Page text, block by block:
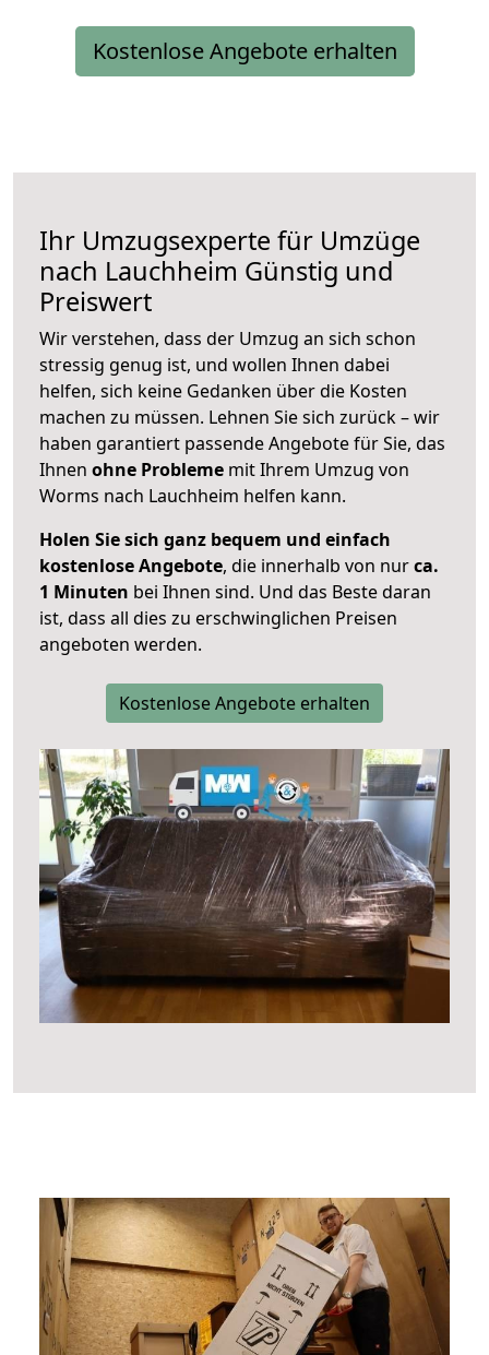
Kostenlose Angebote erhalten
Ihr Umzugsexperte für Umzüge
nach Lauchheim Günstig und
Preiswert
Wir verstehen, dass der Umzug an sich schon
stressig genug ist, und wollen Ihnen dabei
helfen, sich keine Gedanken über die Kosten
machen zu müssen. Lehnen Sie sich zurück – wir
haben garantiert passende Angebote für Sie, das
Ihnen ohne Probleme mit Ihrem Umzug von
Worms nach Lauchheim helfen kann.
Holen Sie sich ganz bequem und einfach
kostenlose Angebote, die innerhalb von nurca.
1 Minuten bei Ihnen sind. Und das Beste daran
ist, dass all dies zu erschwinglichen Preisen
angeboten werden.
Kostenlose Angebote erhalten